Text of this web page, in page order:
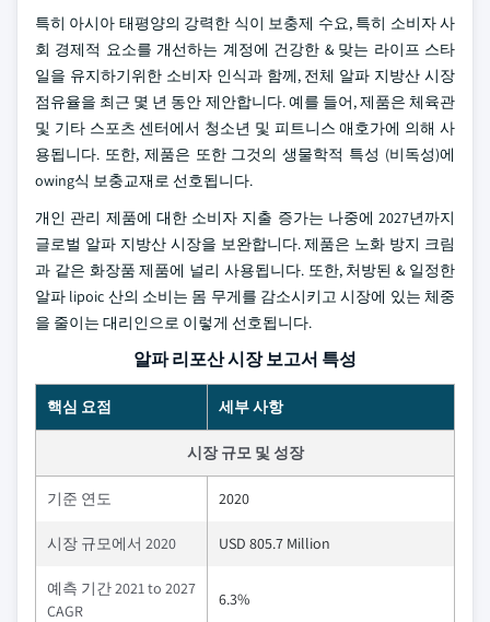
특히 아시아 태평양의 강력한 식이 보충제 수요, 특히 소비자 사
회 경제적 요소를 개선하는 계정에 건강한 & 맞는 라이프 스타
일을 유지하기위한 소비자 인식과 함께, 전체 알파 지방산 시장
점유율을 최근 몇 년 동안 제안합니다. 예를 들어, 제품은 체육관
및 기타 스포츠 센터에서 청소년 및 피트니스 애호가에 의해 사
용됩니다. 또한, 제품은 또한 그것의 생물학적 특성 (비독성)에
owing식 보충교재로 선호됩니다.
개인 관리 제품에 대한 소비자 지출 증가는 나중에 2027년까지
글로벌 알파 지방산 시장을 보완합니다. 제품은 노화 방지 크림
과 같은 화장품 제품에 널리 사용됩니다. 또한, 처방된 & 일정한
알파 lipoic 산의 소비는 몸 무게를 감소시키고 시장에 있는 체중
을 줄이는 대리인으로 이렇게 선호됩니다.
알파 리포산 시장 보고서 특성
핵심 요점 세부 사항
시장 규모 및 성장
기준 연도 2020
시장 규모에서 2020 USD 805.7 Million
예측 기간 2021 to 2027
CAGR
6.3%